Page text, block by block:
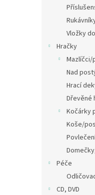
Vložky
Hračky
Mazlíčci/
Nad
Hrací
Dřevěné
Kočárky
Koše/
Péče
CD, DVD